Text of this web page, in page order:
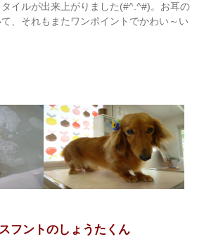
イルが出来上がりました(#^.^#)。お耳の
、それもまたワンポイントでかわい～い
フントのしょうたくん